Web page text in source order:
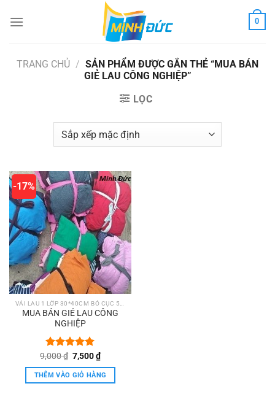
đến
0
TRANG CHỦ / SẢN PHẨM ĐƯỢC GẮN THẺ “MUA BÁN
GIẺ LAU CÔNG NGHIỆP”
LỌC
-17%
MUA BÁN GIẺ LAU CÔNG
NGHIỆP
Được xếp
hạng5.00
5 sao
9,000₫ Giá
gốc
là:
9,000 ₫.
7,500₫Giá
hiện
tại
là:
THÊM VÀO GIỎ HÀNG